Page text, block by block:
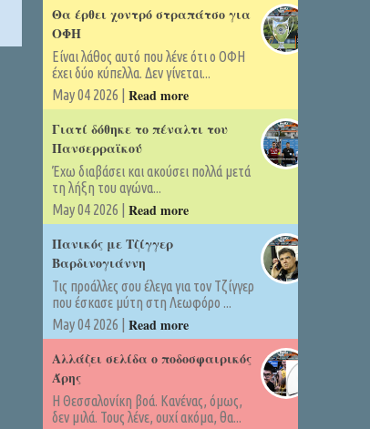
Θα έρθει χοντρό στραπάτσο για
ΟΦΗ
Είναι λάθος αυτό που λένε ότι ο ΟΦΗ
έχει δύο κύπελλα. Δεν γίνεται...
May 04 2026 | Read more
Γιατί δόθηκε το πέναλτι του
Πανσερραϊκού
Έχω διαβάσει και ακούσει πολλά μετά
τη λήξη του αγώνα...
May 04 2026 | Read more
Πανικός με Τζίγγερ
Βαρδινογιάννη
Τις προάλλες σου έλεγα για τον Τζίγγερ
που έσκασε μύτη στη Λεωφόρο ...
May 04 2026 | Read more
Αλλάζει σελίδα ο ποδοσφαιρικός
Άρης
Η Θεσσαλονίκη βοά. Κανένας, όμως,
δεν μιλά. Τους λένε, ουχί ακόμα, θα...